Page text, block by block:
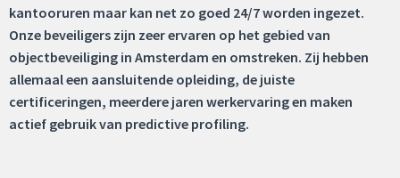
kantooruren maar kan net zo goed 24/7 worden ingezet.
Onze beveiligers zijn zeer ervaren op het gebied van
objectbeveiliging in Amsterdam en omstreken. Zij hebben
allemaal een aansluitende opleiding, de juiste
certificeringen, meerdere jaren werkervaring en maken
actief gebruik van predictive profiling.